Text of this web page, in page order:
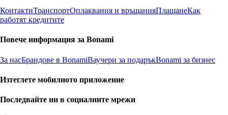
КонтактиТранспортОплаквания и връщанияПлащанеКак
работят кредитите
Повече информация за Bonami
За насБрандове в BonamiВаучери за подаръкBonami за бизнес
Изтеглете мобилното приложение
Последвайте ни в социалните мрежи